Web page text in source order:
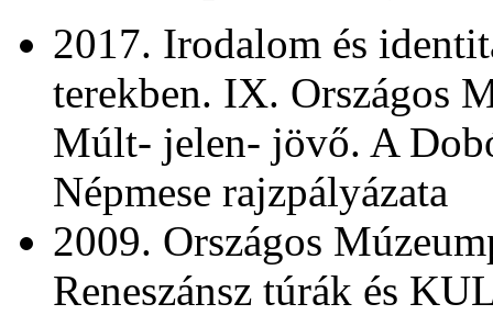
2017. Irodalom és
terekben. IX. Országos
Múlt- jelen- jövő. A
Népmese rajzpályázata
2009. Országos
Reneszánsz túrák és